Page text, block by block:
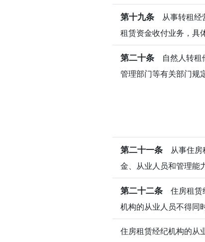
第十九条 从事转租经
租赁资金收付业务，具
第二十条 自然人转租
管理部门等有关部门规
第二十一条 从事住房
金、从业人员和管理能力
第二十二条 住房租赁
机构的从业人员不得同
住房租赁经纪机构的从